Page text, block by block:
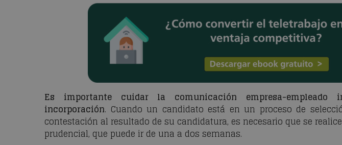
Es importante cuidar la comunicación empresa-
incorporación. Cuando un candidato está en un proceso de
contestación al resultado de su candidatura, es necesario que se
prudencial, que puede ir de una a dos semanas.